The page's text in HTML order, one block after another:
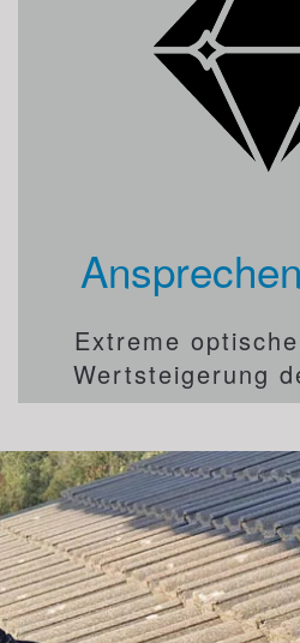
Extreme
Wertsteigerung